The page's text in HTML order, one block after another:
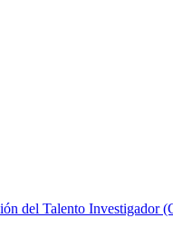
del Talento Investigador